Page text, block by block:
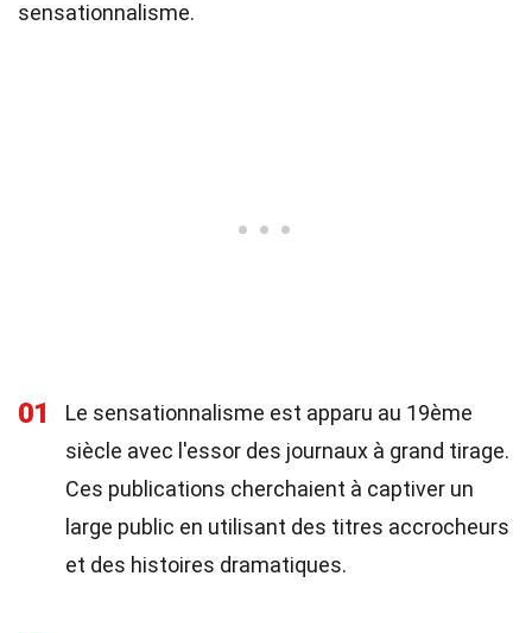
sensationnalisme.
01
Le sensationnalisme est apparu au 19ème
siècle avec l'essor des journaux à grand tirage.
Ces publications cherchaient à captiver un
large public en utilisant des titres accrocheurs
et des histoires dramatiques.